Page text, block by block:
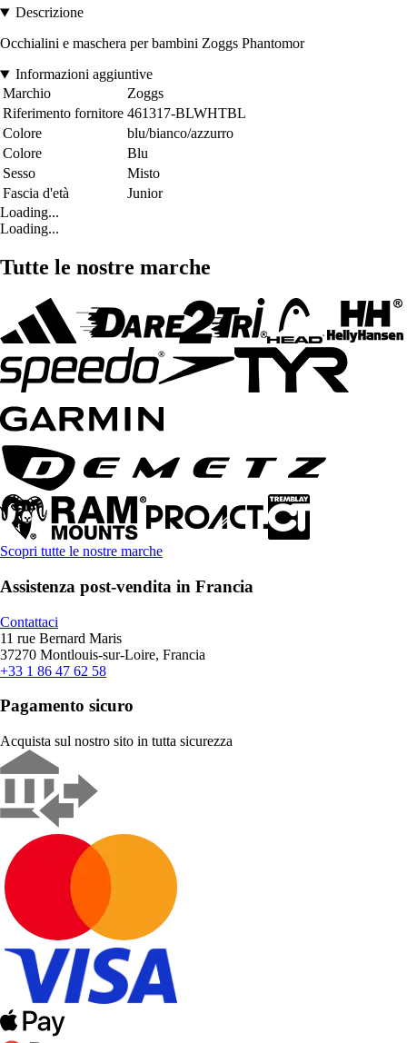
Descrizione
Occhialini e maschera per bambini Zoggs Phantomor
Informazioni aggiuntive
Marchio
Zoggs
Riferimento fornitore 461317-BLWHTBL
Colore
blu/bianco/azzurro
Colore
Blu
Sesso
Misto
Fascia d'età
Junior
Loading...
Loading...
Tutte le nostre marche
Scopri tutte le nostre marche
Assistenza post-vendita in Francia
Contattaci
11 rue Bernard Maris
37270 Montlouis-sur-Loire, Francia
+33 1 86 47 62 58
Pagamento sicuro
Acquista sul nostro sito in tutta sicurezza